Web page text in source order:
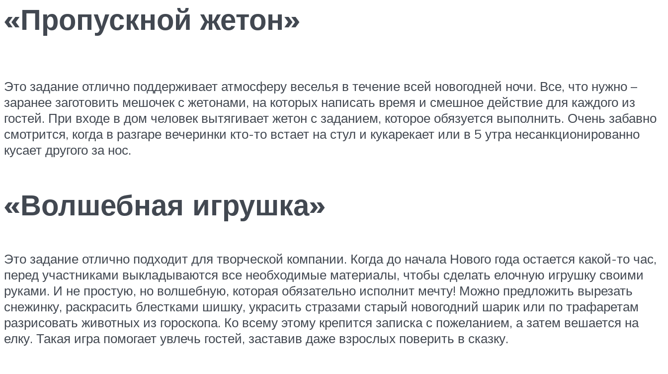
«Пропускной жетон»
Это задание отлично поддерживает атмосферу веселья в течение всей новогодней ночи. Все, что нужно –
заранее заготовить мешочек с жетонами, на которых написать время и смешное действие для каждого из
гостей. При входе в дом человек вытягивает жетон с заданием, которое обязуется выполнить. Очень забавно
смотрится, когда в разгаре вечеринки кто-то встает на стул и кукарекает или в 5 утра несанкционированно
кусает другого за нос.
«Волшебная игрушка»
Это задание отлично подходит для творческой компании. Когда до начала Нового года остается какой-то час,
перед участниками выкладываются все необходимые материалы, чтобы сделать елочную игрушку своими
руками. И не простую, но волшебную, которая обязательно исполнит мечту! Можно предложить вырезать
снежинку, раскрасить блестками шишку, украсить стразами старый новогодний шарик или по трафаретам
разрисовать животных из гороскопа. Ко всему этому крепится записка с пожеланием, а затем вешается на
елку. Такая игра помогает увлечь гостей, заставив даже взрослых поверить в сказку.